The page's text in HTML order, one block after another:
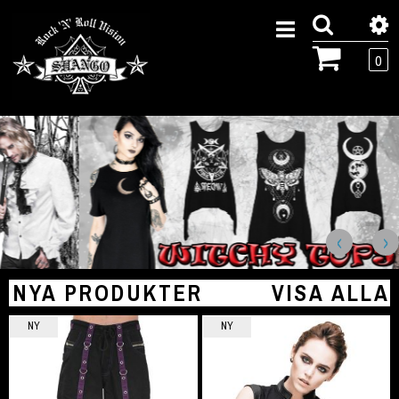
0
NYA PRODUKTER VISA ALLA
NY NY